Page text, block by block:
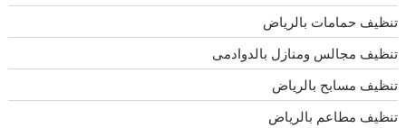
تنظيف حمامات بالرياض
تنظيف مجالس ومنازل بالدوادمى
تنظيف مسابح بالرياض
تنظيف مطاعم بالرياض